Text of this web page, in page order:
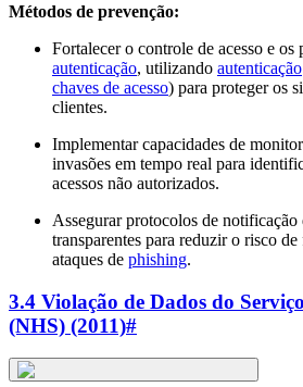
Métodos de prevenção:
Fortalecer o controle de acesso e os
autenticação, utilizando autenticação
chaves de acesso) para proteger os
clientes.
Implementar capacidades de
invasões em tempo real para
acessos não autorizados.
Assegurar protocolos de notificação
transparentes para reduzir o risco
ataques de phishing.
3.4 Violação de Dados do
(NHS) (2011)#